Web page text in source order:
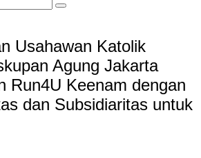
Usahawan Katolik
Agung Jakarta
Run4U Keenam dengan
dan Subsidiaritas untuk